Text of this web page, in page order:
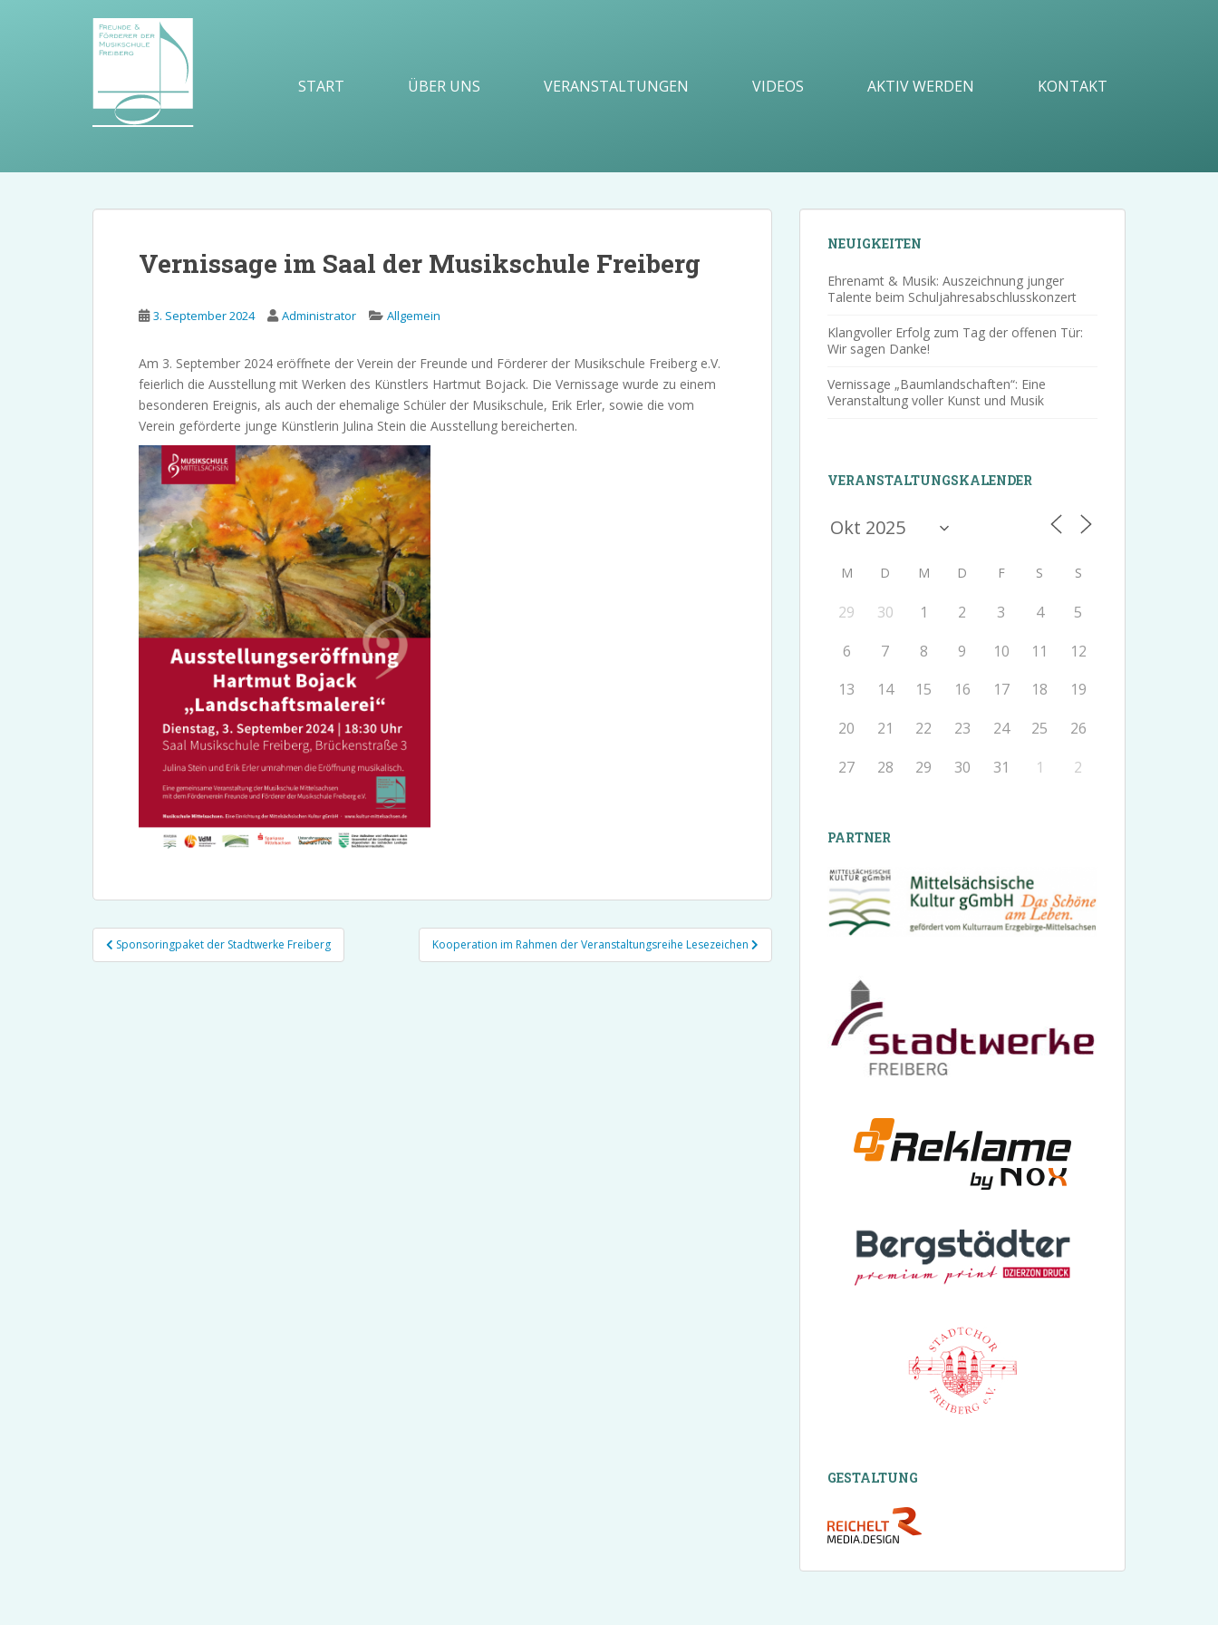
i
START ÜBER UNS VERANSTALTUNGEN VIDEOS AKTIV WERDEN KONTAKT
Vernissage im Saal der Musikschule Freiberg
3. September 2024 Administrator Allgemein
Am 3. September 2024 eröffnete der Verein der Freunde und Förderer der Musikschule Freiberg e.V.
feierlich die Ausstellung mit Werken des Künstlers Hartmut Bojack. Die Vernissage wurde zu einem
besonderen Ereignis, als auch der ehemalige Schüler der Musikschule, Erik Erler, sowie die vom
Verein geförderte junge Künstlerin Julina Stein die Ausstellung bereicherten.
Beitragsnavigation
Sponsoringpaket der Stadtwerke Freiberg Kooperation im Rahmen der Veranstaltungsreihe Lesezeichen
NEUIGKEITEN
Ehrenamt & Musik: Auszeichnung junger
Talente beim Schuljahresabschlusskonzert
Klangvoller Erfolg zum Tag der offenen Tür:
Wir sagen Danke!
Vernissage „Baumlandschaften“: Eine
Veranstaltung voller Kunst und Musik
VERANSTALTUNGSKALENDER
M D M D F S S
29 30 1 2 3 4
5
6
7 8 9 10 11
12
13
14 15 16 17 18
19
20
21 22 23 24 25
26
27
28 29 30 31 1 2
PARTNER
GESTALTUNG